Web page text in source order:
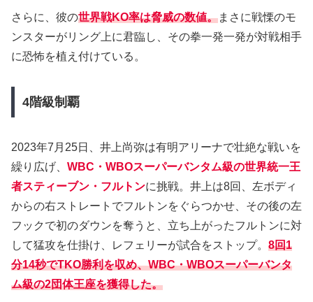
さらに、彼の世界戦KO率は脅威の数値。まさに戦慄のモ
ンスターがリング上に君臨し、その拳一発一発が対戦相手
に恐怖を植え付けている。
4階級制覇
2023年7月25日、井上尚弥は有明アリーナで壮絶な戦いを
繰り広げ、 WBC・WBOスーパーバンタム級の世界統一王
者スティーブン・フルトンに挑戦。井上は8回、左ボディ
からの右ストレートでフルトンをぐらつかせ、その後の左
フックで初のダウンを奪うと、立ち上がったフルトンに対
して猛攻を仕掛け、レフェリーが試合をストップ。 8回1
分14秒でTKO勝利を収め、WBC・WBOスーパーバンタ
ム級の2団体王座を獲得した。